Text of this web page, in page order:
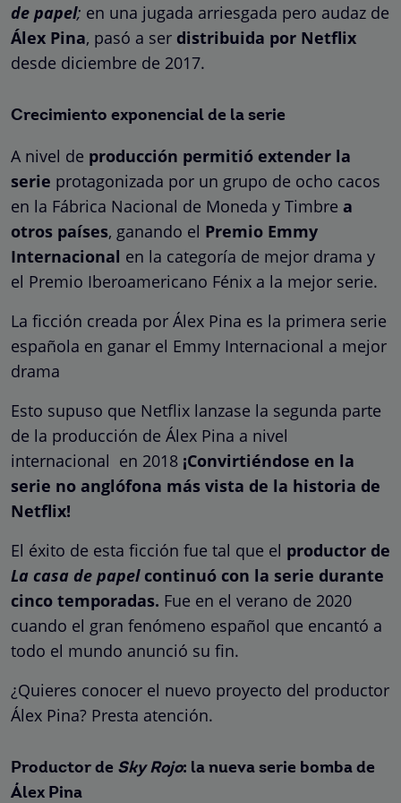
de papel; en una jugada arriesgada pero audaz de
Álex Pina, pasó a ser distribuida por Netflix
desde diciembre de 2017.
Crecimiento exponencial de la serie
A nivel de producción permitió extender la
serie protagonizada por un grupo de ocho cacos
en la Fábrica Nacional de Moneda y Timbre a
otros países, ganando el Premio Emmy
Internacional en la categoría de mejor drama y
el Premio Iberoamericano Fénix a la mejor serie.
La ficción creada por Álex Pina es la primera serie
española en ganar el Emmy Internacional a mejor
drama
Esto supuso que Netflix lanzase la segunda parte
de la producción de Álex Pina a nivel
internacional en 2018 ¡Convirtiéndose en la
serie no anglófona más vista de la historia de
Netflix!
El éxito de esta ficción fue tal que el productor de
La casa de papelcontinuó con la serie durante
cinco temporadas. Fue en el verano de 2020
cuando el gran fenómeno español que encantó a
todo el mundo anunció su fin.
¿Quieres conocer el nuevo proyecto del productor
Álex Pina? Presta atención.
Productor de Sky Rojo: la nueva serie bomba de
Álex Pina